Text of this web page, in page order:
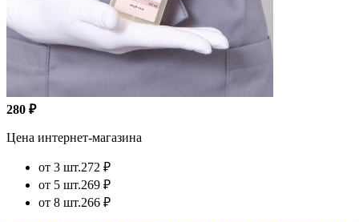
280 ₽
Цена интернет-магазина
от 3 шт.272 ₽
от 5 шт.269 ₽
от 8 шт.266 ₽